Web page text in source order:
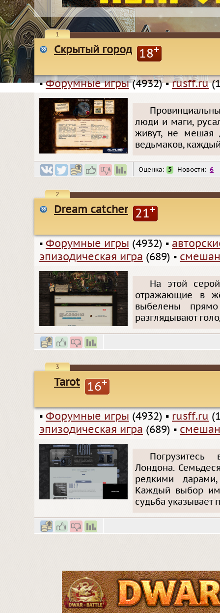
1
Скрытый город 18+
▪Форумные игры(4932)▪rusff.ru
люди и маги,
живут, не мешая
ведьмаков,
Оценка: 5 Новости: 6
2
Dream catcher 21+
▪ Форумные игры (4932) ▪
эпизодическая игра (689) ▪
На этой
отражающие в
выбелены
разглядывают
3
Tarot 16+
▪ Форумные игры (4932) ▪ rusff.ru
эпизодическая игра (689) ▪
Лондона.
редкими
Каждый выбор
судьба указывает